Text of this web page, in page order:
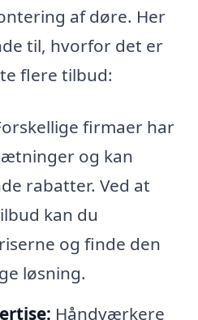
af døre. Her
til, hvorfor det er
flere tilbud:
firmaer har
og kan
rabatter. Ved at
kan du
og finde den
løsning.
Håndværkere